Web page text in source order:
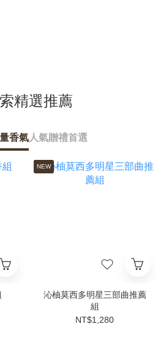
精選推薦
香氣人氣贈禮首選
NEW
沁柚莫西多明星三部曲推薦
組
NT$1,280